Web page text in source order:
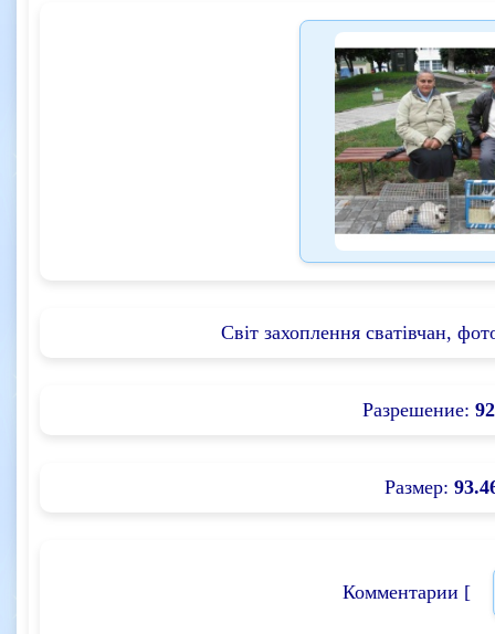
Світ захоплення сватівчан,
Разрешение:
Размер:
Комментарии [